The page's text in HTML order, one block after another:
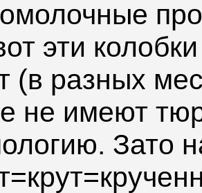
эти
(в разных
не имеют
Зато